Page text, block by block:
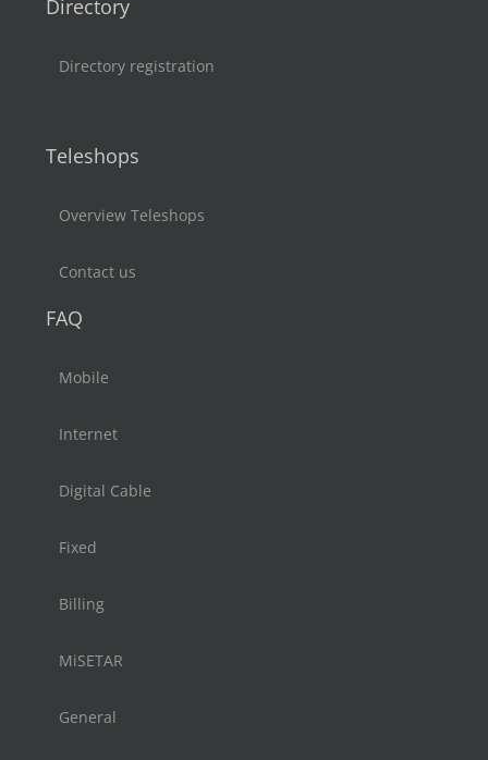
Directory
Directory registration
Teleshops
Overview Teleshops
Contact us
FAQ
Mobile
Internet
Digital Cable
Fixed
Billing
MiSETAR
General